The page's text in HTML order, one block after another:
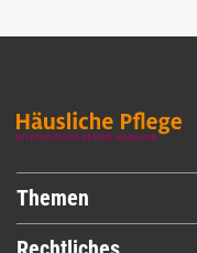
Themen